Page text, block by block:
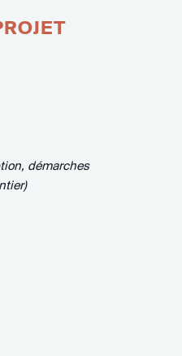
démarches